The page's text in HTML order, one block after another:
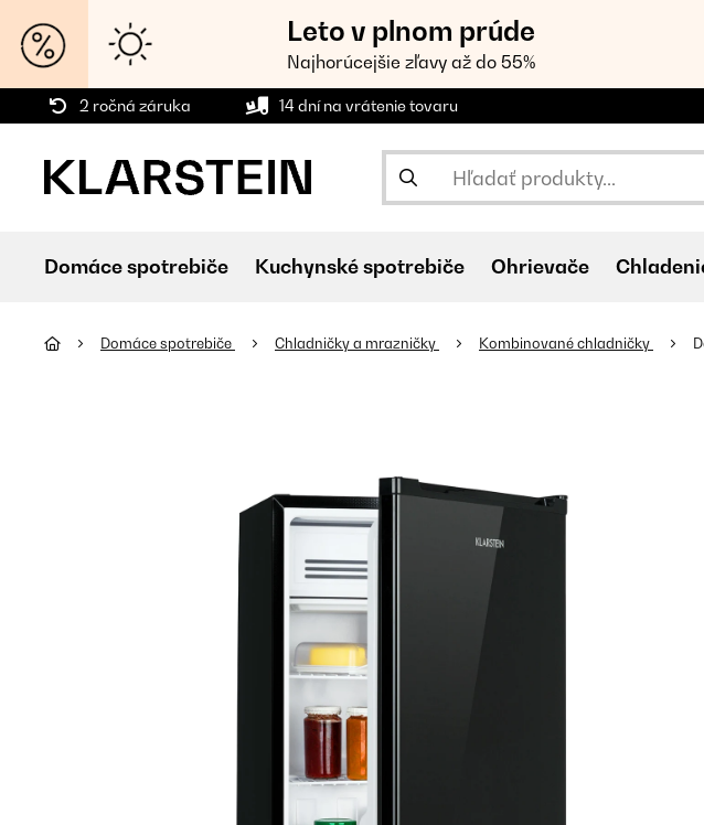
Leto v plnom prúde
Najhorúcejšie zľavy až do 55%
2 ročná záruka 14 dní na vrátenie tovaru
Domáce spotrebiče Kuchynské spotrebiče Ohrievače
Domáce spotrebiče Chladničky a mrazničky Kombinované chladničky